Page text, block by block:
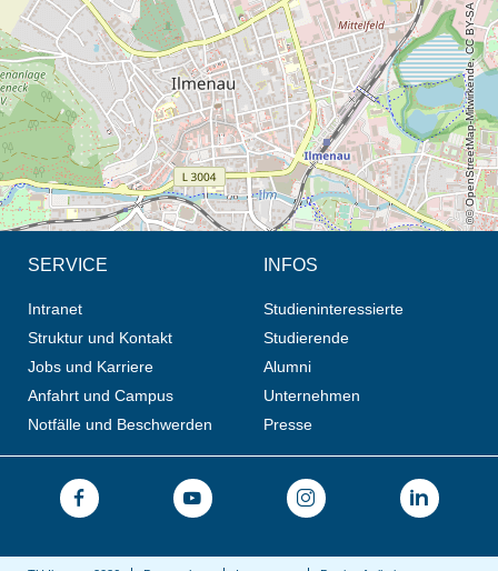
© OpenStreetMap-Mitwirkende, CC BY-SA
SERVICE
Intranet
Struktur und Kontakt
Jobs und Karriere
Anfahrt und Campus
Notfälle und Beschwerden
INFOS
Studieninteressierte
Studierende
Alumni
Unternehmen
Presse